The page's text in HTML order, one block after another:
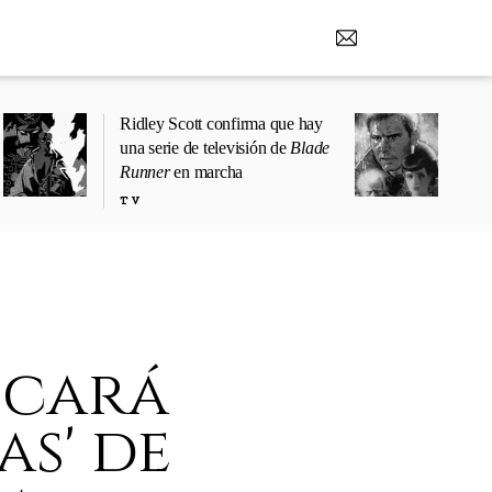
Ridley Scott confirma que hay
una serie de televisión de Blade
Runneren marcha
TV
de